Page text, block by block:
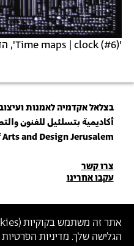
אתר זה משתמש בקוקיות (
הגלישה שלך. מדיניות
'Time maps | clock (#6)', הדפסת פיגמנט ארכיוני, 2024
בצלאל אקדמיה לאמנות
أكاديمية بتسلئيل للفنون
and Design Jerusalem
פרטי
יצירת
קשר
צרו קשר
עקבו אחרינו
הצטרפו לניוזלטר שלנו